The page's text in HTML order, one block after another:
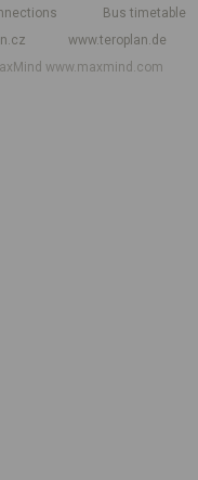
Bus timetable
www.teroplan.de
www.maxmind.com